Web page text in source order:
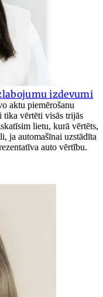
izdevumi
aktu piemērošanu
vērtēti visās trijās
lietu, kurā vērtēts,
ja automašīnai uzstādīta
auto vērtību.